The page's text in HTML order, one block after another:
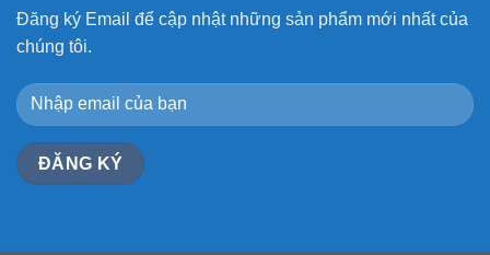
Đăng ký Email để cập nhật những sản phẩm mới nhất của
chúng tôi.